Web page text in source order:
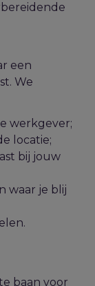
een
We
werkgever;
locatie;
bij jouw
waar je blij
baan voor